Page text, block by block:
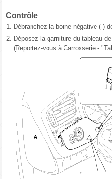
Contrôle
1. Débranchez la borne négative (-)
2. Déposez la garniture du tableau
(Reportez-vous à Carrosserie -